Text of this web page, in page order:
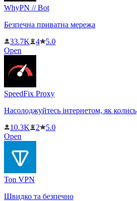
WhyPN // Bot
Безпечна приватна мережа
33.7K
4
5.0
Open
SpeedFix Proxy
Насолоджуйтесь інтернетом, як колись
10.3K
2
5.0
Open
Ton VPN
Швидко та безпечно